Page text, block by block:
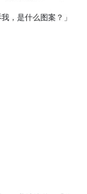
，是什么图案？」